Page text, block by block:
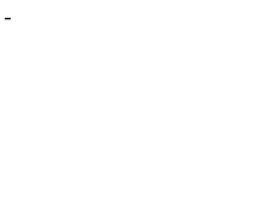
-